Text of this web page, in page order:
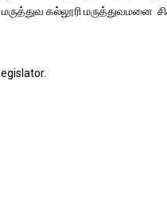
மருத்துவ கல்லூரி மருத்துவமனை